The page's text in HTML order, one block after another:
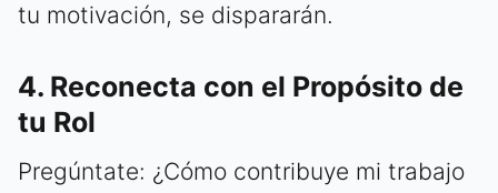
tu motivación, se dispararán.
4. Reconecta con el Propósito de
tu Rol
Pregúntate: ¿Cómo contribuye mi trabajo